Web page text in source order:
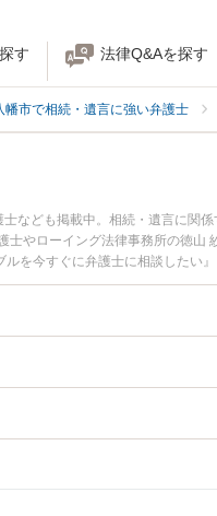
す 法律Q&Aを探す
幡市で相続・遺言に強い弁護士
なども掲載中。相続・遺言に関
やローイング法律事務所の徳山
を今すぐに弁護士に相談したい
の弁護士に相談予約したい』な